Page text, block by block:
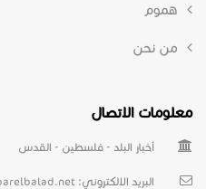
هموم
من نحن
معلومات الاتصال
أخبار البلد - فلسطين - القدس
البريد الالكتروني: